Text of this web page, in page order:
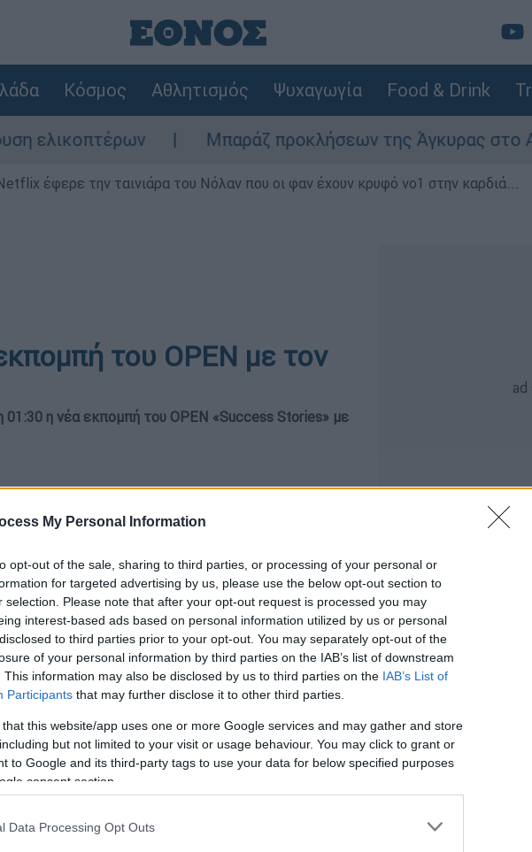
My Personal Information
opt-out of the sale, sharing to third parties, or processing of your personal or
for targeted advertising by us, please use the below opt-out section to
selection. Please note that after your opt-out request is processed you may
interest-based ads based on personal information utilized by us or personal
to third parties prior to your opt-out. You may separately opt-out of the
of your personal information by third parties on the IAB’s list of downstream
This information may also be disclosed by us to third parties on the IAB’s List of
Participants that may further disclose it to other third parties.
that this website/app uses one or more Google services and may gather and store
but not limited to your visit or usage behaviour. You may click to grant or
to Google and its third-party tags to use your data for below specified purposes
consent section.
Data Processing Opt Outs
Κόσμος Αθλητισμός Ψυχαγωγία Food & Drink
Μπαράζ προκλήσεων της Άγκυρας στο
έφερε την ταινιάρα του Νόλαν που οι φαν έχουν κρυφό νο1 στην καρδιά...
του OPEN με τον
η νέα εκπομπή του OPEN «Success Stories» με